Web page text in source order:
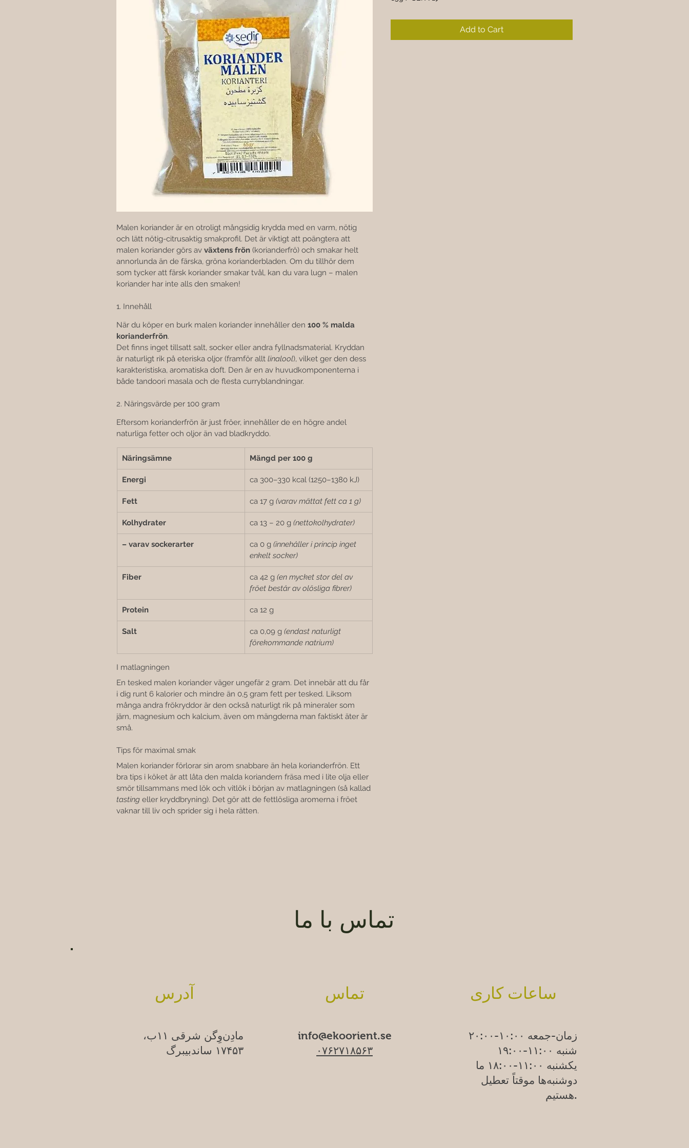
Malen koriander är en otroligt mångsidig krydda med en varm, nötig
och lätt nötig-citrusaktig smakprofil. Det är viktigt att poängtera att
malen koriander görs av växtens frön (korianderfrö) och smakar helt
annorlunda än de färska, gröna korianderbladen. Om du tillhör dem
som tycker att färsk koriander smakar tvål, kan du vara lugn – malen
koriander har inte alls den smaken!
1. Innehåll
När du köper en burk malen koriander innehåller den 100 % malda
korianderfrön.
Det finns inget tillsatt salt, socker eller andra fyllnadsmaterial. Kryddan
är naturligt rik på eteriska oljor (framför allt linalool), vilket ger den dess
karakteristiska, aromatiska doft. Den är en av huvudkomponenterna i
både tandoori masala och de flesta curryblandningar.
2. Näringsvärde per 100 gram
Eftersom korianderfrön är just fröer, innehåller de en högre andel
naturliga fetter och oljor än vad bladkryddo.
Näringsämne Mängd per 100 g
Energi ca 300–330 kcal (1250–1380 kJ)
Fett ca 17 g (varav mättat fett ca 1 g)
Kolhydrater ca 13 – 20 g (nettokolhydrater)
– varav sockerarter ca 0 g (innehåller i princip inget
enkelt socker)
Fiber ca 42 g (en mycket stor del av
fröet består av olösliga fibrer)
Protein ca 12 g
Salt ca 0,09 g (endast naturligt
förekommande natrium)
I matlagningen
En tesked malen koriander väger ungefär 2 gram. Det innebär att du får
i dig runt 6 kalorier och mindre än 0,5 gram fett per tesked. Liksom
många andra frökryddor är den också naturligt rik på mineraler som
järn, magnesium och kalcium, även om mängderna man faktiskt äter är
små.
Tips för maximal smak
Malen koriander förlorar sin arom snabbare än hela korianderfrön. Ett
bra tips i köket är att låta den malda koriandern fräsa med i lite olja eller
smör tillsammans med lök och vitlök i början av matlagningen (så kallad
tasting eller kryddbryning). Det gör att de fettlösliga aromerna i fröet
vaknar till liv och sprider sig i hela rätten.
Add to Cart
تماس با ما
آدرس
مادِن‌وِگن شرقی ۱۱ب،
۱۷۴۵۳ ساندبیبرگ
تماس
info@ekoorient.se
۰۷۶۲۷۱۸۵۶۳
ساعات کاری
زمان-جمعه ۱۰:۰۰-۲۰:۰۰
شنبه ۱۱:۰۰-۱۹:۰۰
یکشنبه ۱۱:۰۰-۱۸:۰۰
ما
دوشنبه‌ها موقتاً تعطیل
هستیم.